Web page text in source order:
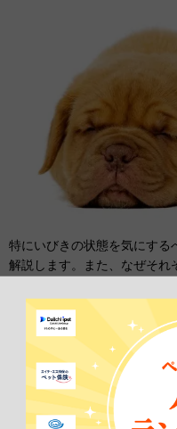
特にいびきの状態を気にする
解説します。また、なぜそれ
鼻が低い短頭種
主な短頭種は下記の犬種です